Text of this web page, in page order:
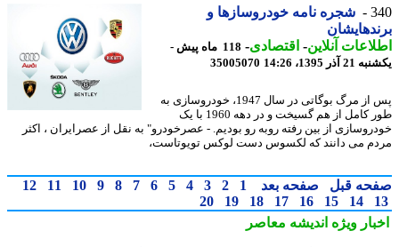
شجره نامه خودروسازها و
آنلاین-اقتصادی-
118 ماه پیش -
1395، 14:26
35005070
پس از مرگ بوگاتی در سال 1947، خودروسازی به
طور کامل از هم گسیخت و در دهه 1960 با یک
از بین رفته روبه رو بودیم. - عصرخودرو" به نقل از عصرایران ، اکثر
می دانند که لکسوس دست لوکس تویوتاست،
قبل صفحه بعد 1
2
3
4
5
6
7
8
9
10
11
12
14
15
16
17
18
19
20
ویژهاندیشه معاصر